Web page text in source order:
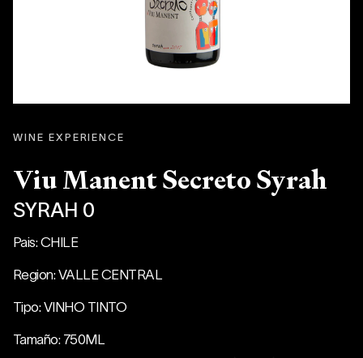
WINE EXPERIENCE
Viu Manent Secreto Syrah
SYRAH 0
Pais: CHILE
Region: VALLE CENTRAL
Tipo: VINHO TINTO
Tamaño: 750ML